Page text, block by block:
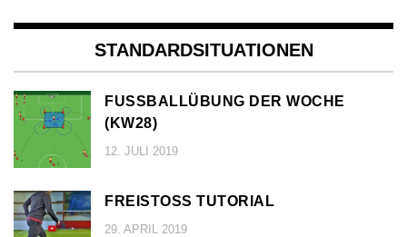
STANDARDSITUATIONEN
FUSSBALLÜBUNG DER WOCHE (
KW28)
12. JULI 2019
FREISTOSS TUTORIAL
29. APRIL 2019